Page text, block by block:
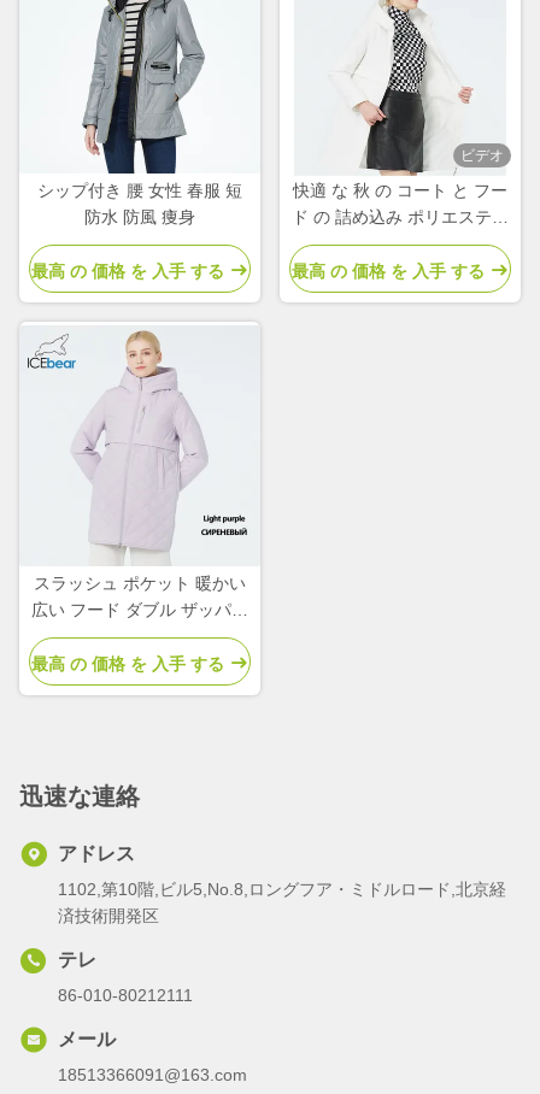
シップ付き 腰 女性 春服 短
防水 防風 痩身
最高 の 価格 を 入手 する
ビデオ
快適 な 秋 の コート と フー
ド の 詰め込み ポリエステル
女性 の 春 の コート と ジャ
ケット
最高 の 価格 を 入手 する
スラッシュ ポケット 暖かい
広い フード ダブル ザッパー
スタイリッシュ 軽量 包帯ジ
ャケット
最高 の 価格 を 入手 する
迅速な連絡
アドレス
1102,第10階,ビル5,No.8,ロングフア・ミドルロード,北京経
済技術開発区
テレ
86-010-80212111
メール
18513366091@163.com